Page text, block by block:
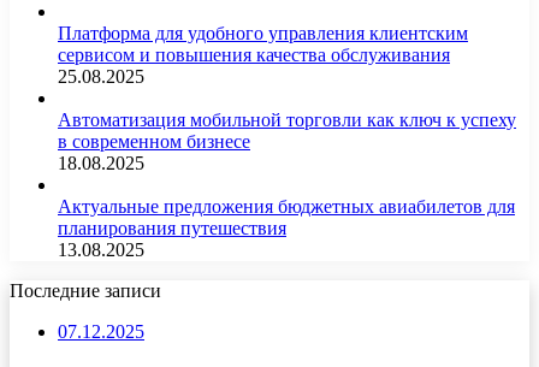
Платформа для удобного управления клиентским
сервисом и повышения качества обслуживания
25.08.2025
Автоматизация мобильной торговли как ключ к успеху
в современном бизнесе
18.08.2025
Актуальные предложения бюджетных авиабилетов для
планирования путешествия
13.08.2025
Последние записи
07.12.2025